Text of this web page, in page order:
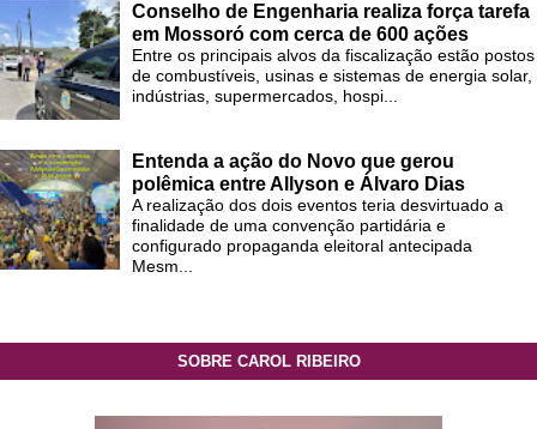
Conselho de Engenharia realiza força tarefa
em Mossoró com cerca de 600 ações
Entre os principais alvos da fiscalização estão postos
de combustíveis, usinas e sistemas de energia solar,
indústrias, supermercados, hospi...
Entenda a ação do Novo que gerou
polêmica entre Allyson e Álvaro Dias
A realização dos dois eventos teria desvirtuado a
finalidade de uma convenção partidária e
configurado propaganda eleitoral antecipada
Mesm...
SOBRE CAROL RIBEIRO